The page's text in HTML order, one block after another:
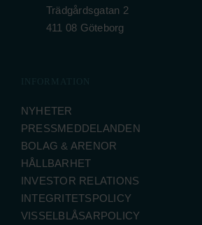
NYHETER
PRESSMEDDELANDEN
BOLAG & ARENOR
HÅLLBARHET
INVESTOR RELATIONS
INTEGRITETSPOLICY
VISSELBLÅSARPOLICY
Trädgårdsgatan 2
411 08 Göteborg